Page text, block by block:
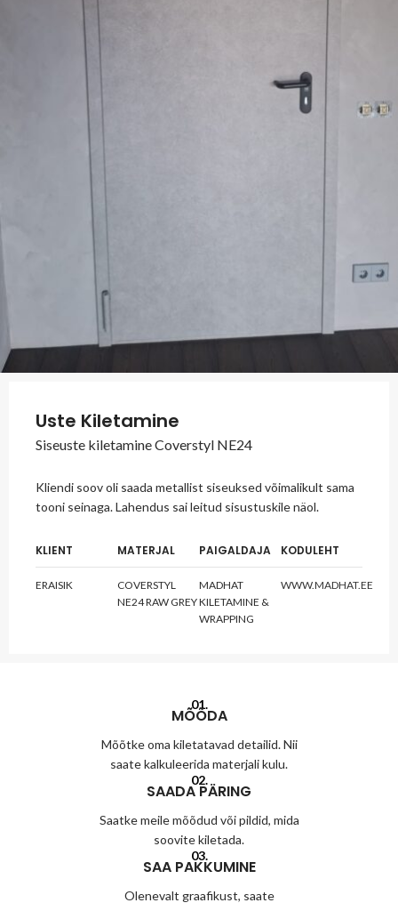
Uste Kiletamine
Siseuste kiletamine Coverstyl NE24
Kliendi soov oli saada metallist siseuksed võimalikult sama
tooni seinaga. Lahendus sai leitud sisustuskile näol.
KLIENT
ERAISIK
MATERJAL
COVERSTYL
NE24 RAW GREY
PAIGALDAJA
MADHAT
KILETAMINE &
WRAPPING
KODULEHT
WWW.MADHAT.EE
01.
MÕÕDA
Mõõtke oma kiletatavad detailid. Nii
saate kalkuleerida materjali kulu.
02.
SAADA PÄRING
Saatke meile mõõdud või pildid, mida
soovite kiletada.
03.
SAA PAKKUMINE
Olenevalt graafikust, saate